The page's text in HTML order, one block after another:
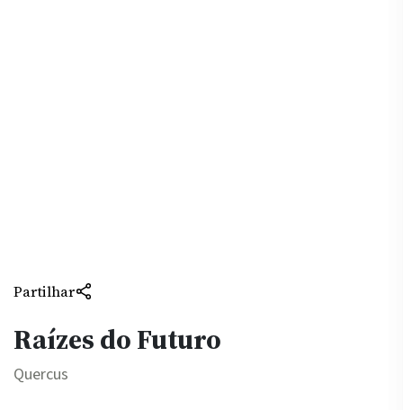
Partilhar
Raízes do Futuro
Quercus